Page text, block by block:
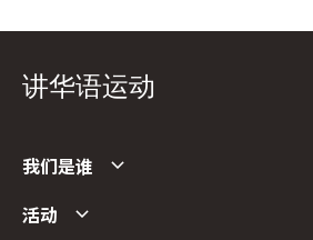
讲华语运动
我们是谁
活动